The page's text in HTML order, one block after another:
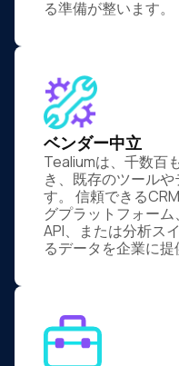
る準備が整います。
ベンダー中立
Tealiumは、千数百
き、既存のツール
す。 信頼できる
グプラットフォーム
API、または分析ス
るデータを企業に提